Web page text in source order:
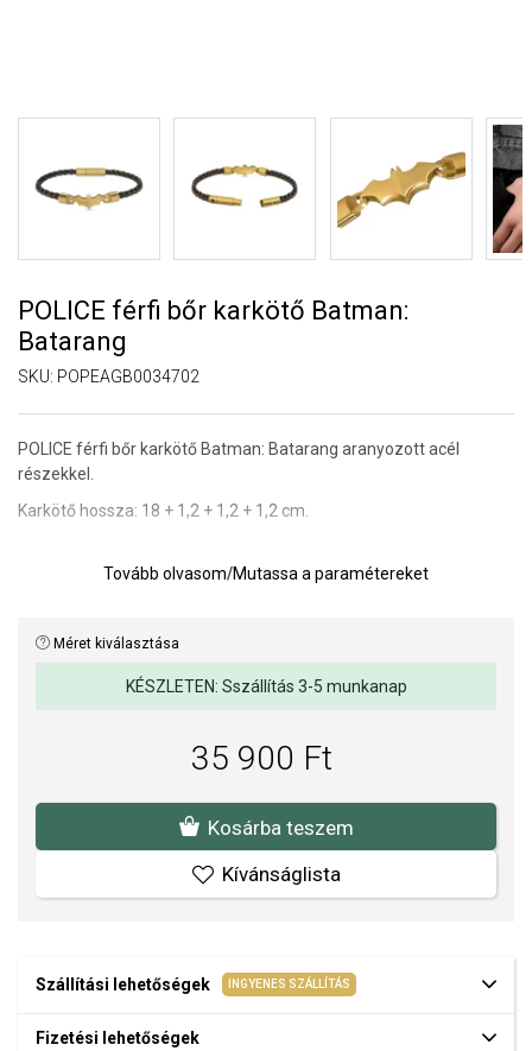
POLICE férfi bőr karkötő Batman:
Batarang
SKU: POPEAGB0034702
POLICE férfi bőr karkötő Batman: Batarang aranyozott acél
részekkel.
Karkötő hossza: 18 + 1,2 + 1,2 + 1,2 cm.
Tovább olvasom/Mutassa a paramétereket
Méret kiválasztása
KÉSZLETEN: Sszállítás 3-5 munkanap
35 900 Ft
Kosárba teszem
Kívánságlista
Szállítási lehetőségek INGYENES SZÁLLÍTÁS
Fizetési lehetőségek